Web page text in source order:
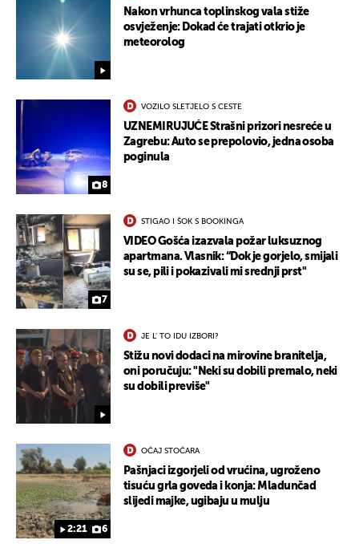
Nakon vrhunca toplinskog vala stiže
osvježenje: Dokad će trajati otkrio je
meteorolog
8
VOZILO SLETJELO S CESTE
UZNEMIRUJUĆE Strašni prizori nesreće u
Zagrebu: Auto se prepolovio, jedna osoba
poginula
7
STIGAO I ŠOK S BOOKINGA
VIDEO Gošća izazvala požar luksuznog
apartmana. Vlasnik: “Dok je gorjelo, smijali
su se, pili i pokazivali mi srednji prst"
JE L' TO IDU IZBORI?
Stižu novi dodaci na mirovine branitelja,
oni poručuju: "Neki su dobili premalo, neki
su dobili previše"
2:21 6
OČAJ STOČARA
Pašnjaci izgorjeli od vrućina, ugroženo
tisuću grla goveda i konja: Mladunčad
slijedi majke, ugibaju u mulju